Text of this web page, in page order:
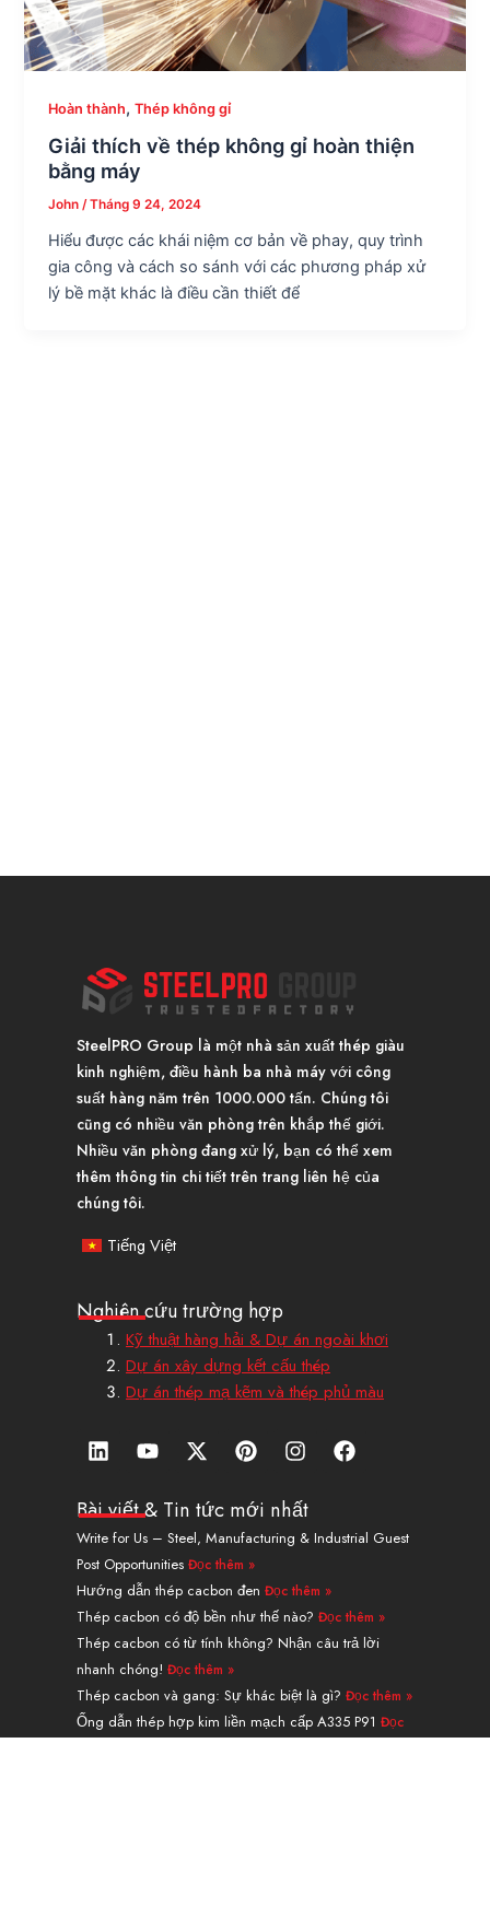
Hoàn thành,Thép không gỉ
Giải thích về thép không gỉ hoàn thiện
bằng máy
John/Tháng 9 24, 2024
Hiểu được các khái niệm cơ bản về phay, quy trình
gia công và cách so sánh với các phương pháp xử
lý bề mặt khác là điều cần thiết để
SteelPRO Group là một nhà sản xuất thép giàu
kinh nghiệm, điều hành ba nhà máy với công
suất hàng năm trên 1000.000 tấn. Chúng tôi
cũng có nhiều văn phòng trên khắp thế giới.
Nhiều văn phòng đang xử lý, bạn có thể xem
thêm thông tin chi tiết trên trang liên hệ của
chúng tôi.
Tiếng Việt
Nghiên cứu trường hợp
Kỹ thuật hàng hải & Dự án ngoài khơi
Dự án xây dựng kết cấu thép
Dự án thép mạ kẽm và thép phủ màu
L
i
k
e
d
i
n
Y
o
t
b
e
X
-
w
i
t
t
e
r
P
i
t
e
r
e
s
t
I
n
t
a
g
a
m
F
a
b
o
Bài viết & Tin tức mới nhất
Write for Us – Steel, Manufacturing & Industrial Guest
Post Opportunities Đọc thêm »
Hướng dẫn thép cacbon đen Đọc thêm »
Thép cacbon có độ bền như thế nào? Đọc thêm »
Thép cacbon có từ tính không? Nhận câu trả lời
nhanh chóng! Đọc thêm »
Thép cacbon và gang: Sự khác biệt là gì? Đọc thêm »
Ống dẫn thép hợp kim liền mạch cấp A335 P91 Đọc